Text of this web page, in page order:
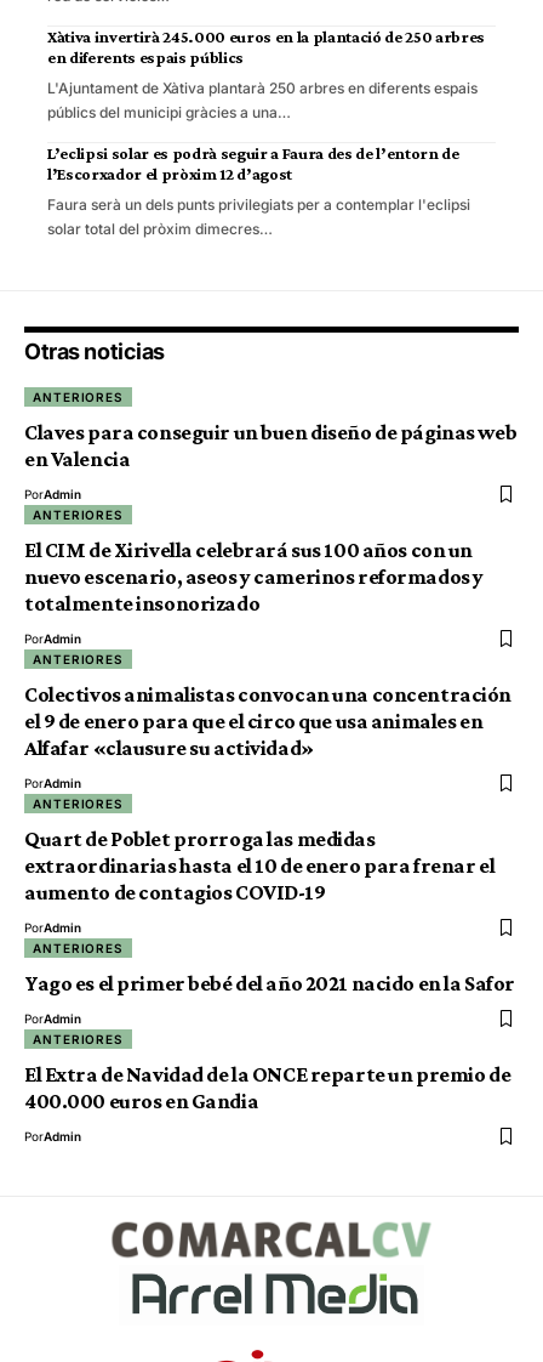
Xàtiva invertirà 245.000 euros en la plantació de 250 arbres
en diferents espais públics
L'Ajuntament de Xàtiva plantarà 250 arbres en diferents espais
públics del municipi gràcies a una…
L’eclipsi solar es podrà seguir a Faura des de l’entorn de
l’Escorxador el pròxim 12 d’agost
Faura serà un dels punts privilegiats per a contemplar l'eclipsi
solar total del pròxim dimecres…
Otras noticias
ANTERIORES
Claves para conseguir un buen diseño de páginas web
en Valencia
PorAdmin
ANTERIORES
El CIM de Xirivella celebrará sus 100 años con un
nuevo escenario, aseos y camerinos reformados y
totalmente insonorizado
PorAdmin
ANTERIORES
Colectivos animalistas convocan una concentración
el 9 de enero para que el circo que usa animales en
Alfafar «clausure su actividad»
PorAdmin
ANTERIORES
Quart de Poblet prorroga las medidas
extraordinarias hasta el 10 de enero para frenar el
aumento de contagios COVID-19
PorAdmin
ANTERIORES
Yago es el primer bebé del año 2021 nacido en la Safor
PorAdmin
ANTERIORES
El Extra de Navidad de la ONCE reparte un premio de
400.000 euros en Gandia
PorAdmin